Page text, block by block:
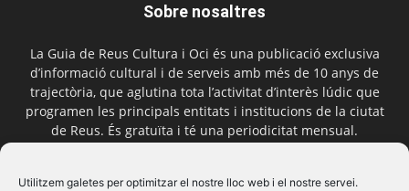
Utilitzem galetes per optimitzar el nostre lloc web i el nostre servei.
Sobre nosaltres
La Guia de Reus Cultura i Oci és una publicació exclusiva
d’informació cultural i de serveis amb més de 10 anys de
trajectòria, que aglutina tota l’activitat d’interès lúdic que
programen les principals entitats i institucions de la ciutat
de Reus. És gratuïta i té una periodicitat mensual.